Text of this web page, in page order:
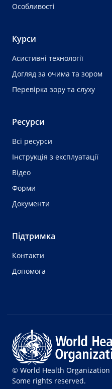
Особливості
Курси
Асистивні технології
Догляд за очима та зором
Перевірка зору та слуху
Ресурси
Всі ресурси
Інструкція з експлуатації
Відео
Форми
Документи
Підтримка
Контакти
Допомога
© World Health Organization
Some rights reserved.